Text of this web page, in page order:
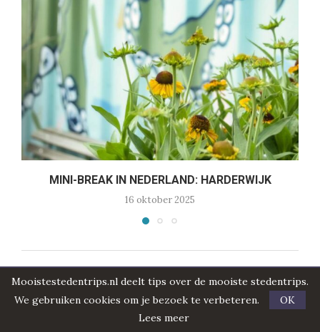
MINI-BREAK IN NEDERLAND: HARDERWIJK
16 oktober 2025
PLAATS EEN REACTIE
Mooistestedentrips.nl deelt tips over de mooiste stedentrips.
We gebruiken cookies om je bezoek te verbeteren.
OK
Lees meer